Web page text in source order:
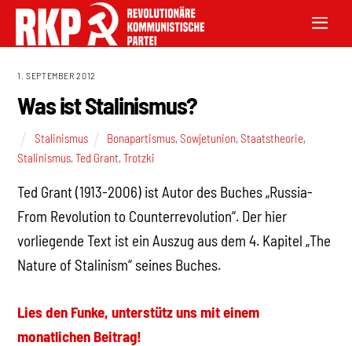
1. SEPTEMBER 2012
Was ist Stalinismus?
Stalinismus Bonapartismus,Sowjetunion,Staatstheorie,
Stalinismus,Ted Grant,Trotzki
Ted Grant (1913-2006) ist Autor des Buches „Russia-
From Revolution to Counterrevolution“. Der hier
vorliegende Text ist ein Auszug aus dem 4. Kapitel „The
Nature of Stalinism“ seines Buches.
Lies den Funke, unterstütz uns mit einem
monatlichen Beitrag!